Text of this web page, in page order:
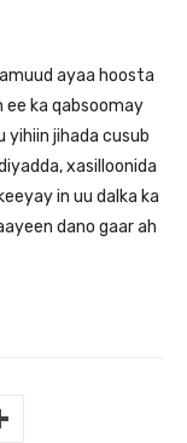
ayaa hoosta
ee ka qabsoomay
yihiin jihada cusub
xasilloonida
in uu dalka ka
dano gaar ah